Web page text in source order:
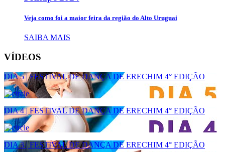
Veja como foi a maior feira da região do Alto Uruguai
SAIBA MAIS
VÍDEOS
DIA 5 | FESTIVAL DE DANÇA DE ERECHIM 4° EDIÇÃO
DIA 4 | FESTIVAL DE DANÇA DE ERECHIM 4° EDIÇÃO
DIA 3 | FESTIVAL DE DANÇA DE ERECHIM 4° EDIÇÃO